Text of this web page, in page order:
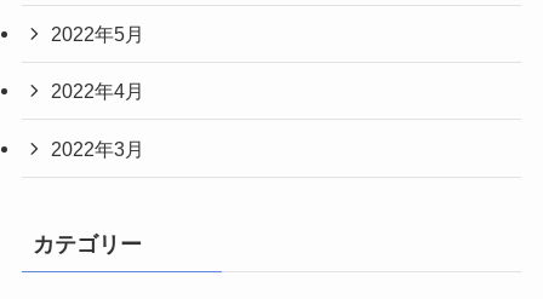
2022年5月
2022年4月
2022年3月
カテゴリー